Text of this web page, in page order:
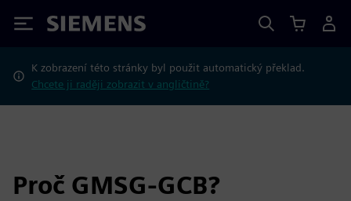
Siemens
K zobrazení této stránky byl použit automatický překlad.
Chcete ji raději zobrazit v angličtině?
Proč GMSG-GCB?